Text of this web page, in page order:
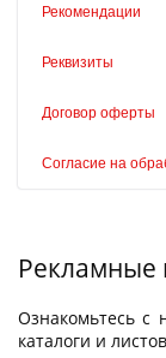
Рекомендации
Реквизиты
Договор оферты
Согласие на
Рекламные
Ознакомьтесь с
каталоги и